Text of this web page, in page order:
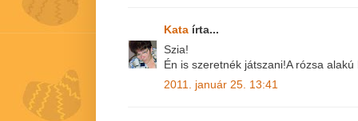
Kata írta...
Szia!
Én is szeretnék játszani!A rózsa
2011. január 25. 13:41